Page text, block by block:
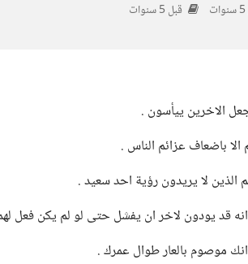
قبل 5 سنوات
الاخرين ييأسون .
باضعاف عزائم الناس .
لا يريدون رؤية احد سعيد .
انه قد يودون لاخر ان يفشل حتى لو لم يكن فعل
موصوم بالعار طوال عمرك .